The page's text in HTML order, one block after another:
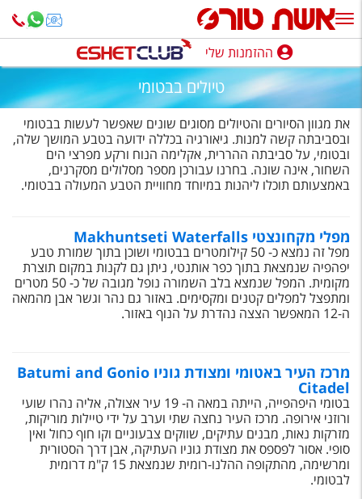
ההזמנות שלי
נופש בארץ
חופשה לפי סגנון
מלונות באילת
סגנונות טיול
חבילות נופש
הרגע האחרון
טיסות לחו"ל
מלונות בחו"ל
Русский
קרוז
ההזמנות שלי
טיולים בבטומי
את מגוון הסיורים והטיולים מסוגים שונים שאפשר לעשות בבטומי
ובסביבתה קשה למנות. גיאורגיה בכללה ידועה בטבע המושך שלה,
ובטומי, על סביבתה ההררית, אקלימה הנוח ורקע מפרצי הים
השחור, אינה שונה. בחרנו עבורכן מספר מסלולים מסקרנים,
באמצעותם תוכלו ליהנות במיוחד מחוויית הטבע המעולה בבטומי.
מפלי מקחונצטי Makhuntseti Waterfalls
מפל זה נמצא כ- 50 קילומטרים בבטומי ושוכן בתוך שמורת טבע
יפהפיה שנמצאת בתוך כפר אותנטי, ניתן גם לקנות במקום תוצרת
מקומית. המפל שנמצא בלב השמורה נופל מגובה של כ- 50 מטרים
ומתפצל למפלים קטנים ומקסימים. באזור גם נהר וגשר אבן מהמאה
ה-12 המאפשר הצצה נהדרת על הנוף באזור.
מרכז העיר באטומי ומצודת גוניו Batumi and Gonio
Citadel
בטומי היפהפייה, הייתה במאה ה- 19 עיר אצולה, אליה נהרו שועי
ורוזני אירופה. מרכז העיר נחצה שתי וערב על ידי טיילות מוריקות,
מזרקות נאות, מבנים עתיקים, שווקים צבעוניים וקו חוף כחול ואין
סופי. אסור לפספס את מצודת גוניו העתיקה, אבן דרך הסטורית
ומרשימה, מהתקופה ההלנו-רומית שנמצאת 15 ק"מ דרומית
לבטומי.